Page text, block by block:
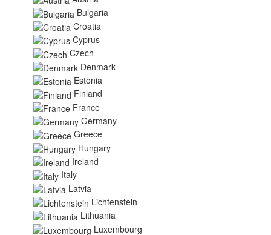
Bulgaria
Croatia
Cyprus
Czech
Denmark
Estonia
Finland
France
Germany
Greece
Hungary
Ireland
Italy
Latvia
Lichtenstein
Lithuania
Luxembourg